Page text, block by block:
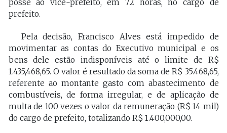
posse ao vice-prefeito, em 72 horas, no cargo de
prefeito.
Pela decisão, Francisco Alves está impedido de
movimentar as contas do Executivo municipal e os
bens dele estão indisponíveis até o limite de R$
1.435,468,65. O valor é resultado da soma de R$ 35.468,65,
referente ao montante gasto com abastecimento de
combustíveis, de forma irregular, e de aplicação de
multa de 100 vezes o valor da remuneração (R$ 14 mil)
do cargo de prefeito, totalizando R$ 1.400,000,00.